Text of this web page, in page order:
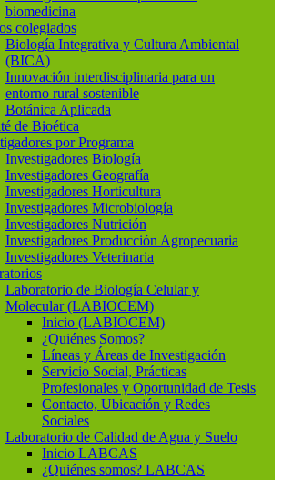
biomedicina
colegiados
Biología Integrativa y Cultura Ambiental
(BICA)
Innovación interdisciplinaria para un
entorno rural sostenible
Botánica Aplicada
de Bioética
por Programa
Investigadores Biología
Investigadores Geografía
Investigadores Horticultura
Investigadores Microbiología
Investigadores Nutrición
Investigadores Producción Agropecuaria
Investigadores Veterinaria
Laboratorio de Biología Celular y
Molecular (LABIOCEM)
Inicio (LABIOCEM)
¿Quiénes Somos?
Líneas y Áreas de Investigación
Servicio Social, Prácticas
Profesionales y Oportunidad de Tesis
Contacto, Ubicación y Redes
Sociales
Laboratorio de Calidad de Agua y Suelo
Inicio LABCAS
¿Quiénes somos? LABCAS